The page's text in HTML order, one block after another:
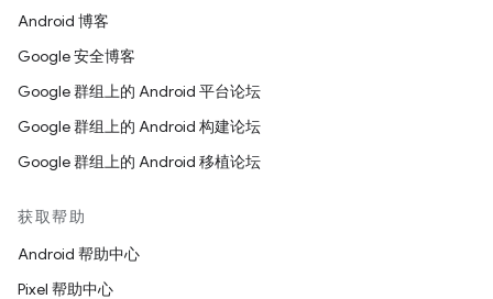
Android 博客
Google 安全博客
Google 群组上的 Android 平台论坛
Google 群组上的 Android 构建论坛
Google 群组上的 Android 移植论坛
获取帮助
Android 帮助中心
Pixel 帮助中心